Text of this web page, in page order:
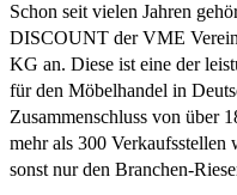
Schon seit vielen Jahren
DISCOUNT der VME
KG an. Diese ist eine der
für den Möbelhandel in
Zusammenschluss von über
mehr als 300
sonst nur den Branchen-